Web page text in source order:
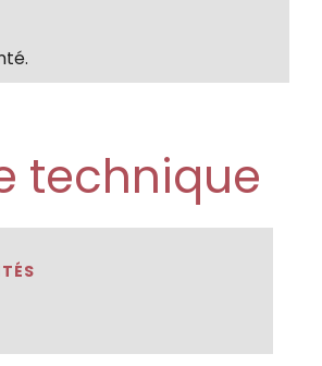
technique